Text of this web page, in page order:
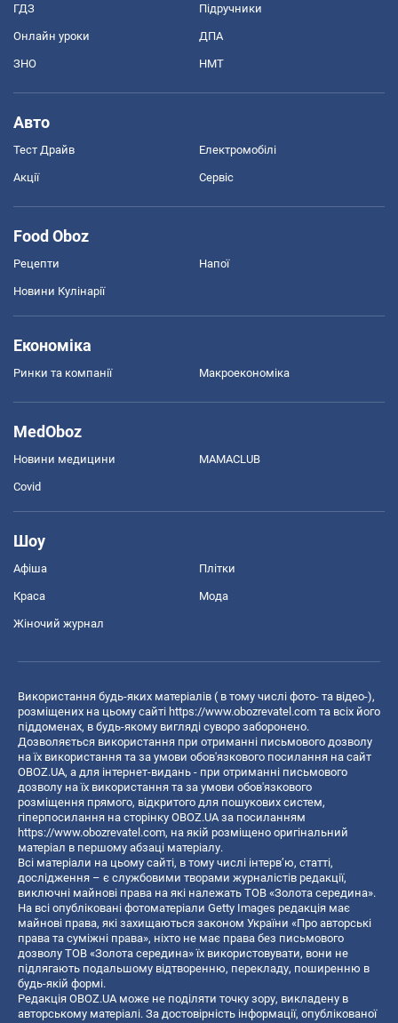
ГДЗ Підручники
Онлайн уроки ДПА
ЗНО НМТ
Авто
Тест Драйв Електромобілі
Акції Сервіс
Food Oboz
Рецепти Напої
Новини Кулінарії
Економіка
Ринки та компанії Макроекономіка
MedOboz
Новини медицини MAMACLUB
Covid
Шоу
Афіша Плітки
Краса Мода
Жіночий журнал
Використання будь-яких матеріалів ( в тому числі фото- та відео-),
розміщених на цьому сайті https://www.obozrevatel.com та всіх його
піддоменах, в будь-якому вигляді суворо заборонено.
Дозволяється використання при отриманні письмового дозволу
на їх використання та за умови обов'язкового посилання на сайт
OBOZ.UA, а для інтернет-видань - при отриманні письмового
дозволу на їх використання та за умови обов'язкового
розміщення прямого, відкритого для пошукових систем,
гіперпосилання на сторінку OBOZ.UA за посиланням
https://www.obozrevatel.com, на якій розміщено оригінальний
матеріал в першому абзаці матеріалу.
Всі матеріали на цьому сайті, в тому числі інтерв’ю, статті,
дослідження – є службовими творами журналістів редакції,
виключні майнові права на які належать ТОВ «Золота середина».
На всі опубліковані фотоматеріали Getty Images редакція має
майнові права, які захищаються законом України «Про авторські
права та суміжні права», ніхто не має права без письмового
дозволу ТОВ «Золота середина» їх використовувати, вони не
підлягають подальшому відтворенню, перекладу, поширенню в
будь-якій формі.
Редакція OBOZ.UA може не поділяти точку зору, викладену в
авторському матеріалі. За достовірність інформації, опублікованої